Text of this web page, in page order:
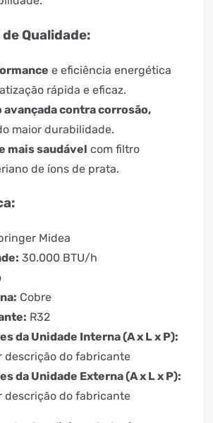
Qualidade:
e eficiência energética
rápida e eficaz.
avançada contra corrosão,
maior durabilidade.
mais saudável com filtro
de íons de prata.
Midea
30.000 BTU/h
Cobre
R32
da Unidade Interna (A x L x P):
descrição do fabricante
da Unidade Externa (A x L x P):
descrição do fabricante